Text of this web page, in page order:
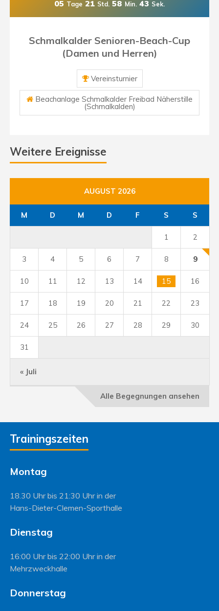
05 Tage 21 Std. 58 Min. 43 Sek.
Schmalkalder Senioren-Beach-Cup
(Damen und Herren)
Vereinsturnier
Beachanlage Schmalkalder Freibad Näherstille
(Schmalkalden)
Weitere Ereignisse
AUGUST 2026
M D M D F S S
« Juli
1 2
3 4 5 6 7 8 9
10 11 12 13 14 15 16
17 18 19 20 21 22 23
24 25 26 27 28 29 30
31
Alle Begegnungen ansehen
Trainingszeiten
Montag
18.30 Uhr bis 21:30 Uhr in der
Hans-Dieter-Clemen-Sporthalle
Dienstag
16:00 Uhr bis 22:00 Uhr in der
Mehrzweckhalle
Donnerstag